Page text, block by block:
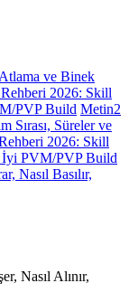
ve Binek
2026: Skill
PVP Build Metin2
Sırası, Süreler ve
2026: Skill
İyi PVM/PVP Build
Nasıl Basılır,
Nasıl Alınır,